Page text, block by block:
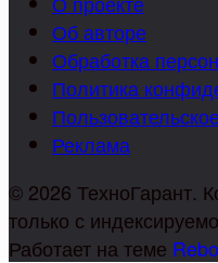
Об авторе
Обработка
Политика
Реклама
© 2026 ТехноГарант.
только с
Работает на теме